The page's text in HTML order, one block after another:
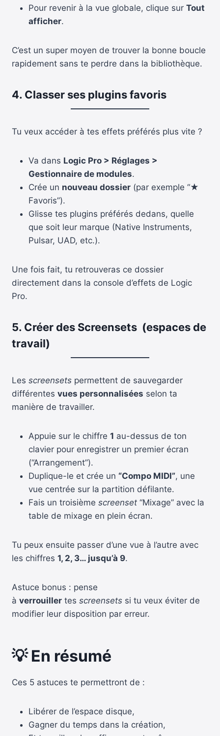
Pour revenir à la vue globale, clique sur Tout
afficher.
C’est un super moyen de trouver la bonne boucle
rapidement sans te perdre dans la bibliothèque.
4. Classer ses plugins favoris
Tu veux accéder à tes effets préférés plus vite ?
Va dans Logic Pro > Réglages >
Gestionnaire de modules.
Crée un nouveau dossier (par exemple “★
Favoris”).
Glisse tes plugins préférés dedans, quelle
que soit leur marque (Native Instruments,
Pulsar, UAD, etc.).
Une fois fait, tu retrouveras ce dossier
directement dans la console d’effets de Logic
Pro.
5. Créer des Screensets (espaces de
travail)
Les screensets permettent de sauvegarder
différentes vues personnalisées selon ta
manière de travailler.
Appuie sur le chiffre 1 au-dessus de ton
clavier pour enregistrer un premier écran
(“Arrangement”).
Duplique-le et crée un “Compo MIDI”, une
vue centrée sur la partition défilante.
Fais un troisième screenset “Mixage” avec la
table de mixage en plein écran.
Tu peux ensuite passer d’une vue à l’autre avec
les chiffres 1, 2, 3… jusqu’à 9.
Astuce bonus : pense
à verrouiller tes screensets si tu veux éviter de
modifier leur disposition par erreur.
💡 En résumé
Ces 5 astuces te permettront de :
Libérer de l’espace disque,
Gagner du temps dans la création,